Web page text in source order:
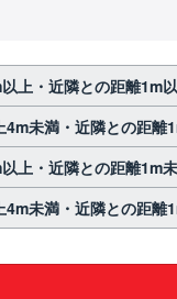
上・近隣との距離1m
4m未満・近隣との距離
上・近隣との距離1m
4m未満・近隣との距離